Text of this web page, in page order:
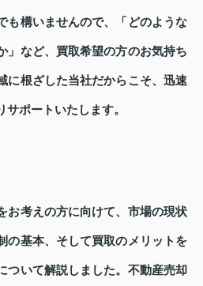
も構いませんので、「どのような
」など、買取希望の方のお気持ち
に根ざした当社だからこそ、迅速
ポートいたします。
お考えの方に向けて、市場の現状
の基本、そして買取のメリットを
ついて解説しました。不動産売却